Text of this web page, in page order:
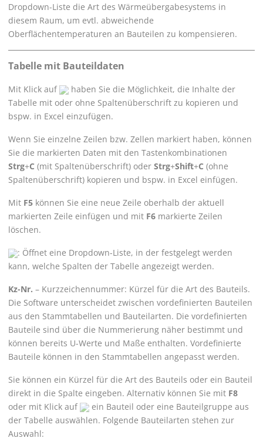
Dropdown-Liste die Art des Wärmeübergabesystems in
diesem Raum, um evtl. abweichende
Oberflächentemperaturen an Bauteilen zu kompensieren.
Tabelle mit Bauteildaten
Mit Klick auf
haben Sie die Möglichkeit, die Inhalte der
Tabelle mit oder ohne Spaltenüberschrift zu kopieren und
bspw. in Excel einzufügen.
Wenn Sie einzelne Zeilen bzw. Zellen markiert haben, können
Sie die markierten Daten mit den Tastenkombinationen
Strg+C (mit Spaltenüberschrift) oder Strg+Shift+C (ohne
Spaltenüberschrift) kopieren und bspw. in Excel einfügen.
Mit F5 können Sie eine neue Zeile oberhalb der aktuell
markierten Zeile einfügen und mit F6 markierte Zeilen
löschen.
: Öffnet eine Dropdown-Liste, in der festgelegt werden
kann, welche Spalten der Tabelle angezeigt werden.
Kz-Nr. – Kurzzeichennummer: Kürzel für die Art des Bauteils.
Die Software unterscheidet zwischen vordefinierten Bauteilen
aus den Stammtabellen und Bauteilarten. Die vordefinierten
Bauteile sind über die Nummerierung näher bestimmt und
können bereits U-Werte und Maße enthalten. Vordefinierte
Bauteile können in den Stammtabellen angepasst werden.
Sie können ein Kürzel für die Art des Bauteils oder ein Bauteil
direkt in die Spalte eingeben. Alternativ können Sie mit F8
oder mit Klick auf
ein Bauteil oder eine Bauteilgruppe aus
der Tabelle auswählen. Folgende Bauteilarten stehen zur
Auswahl: